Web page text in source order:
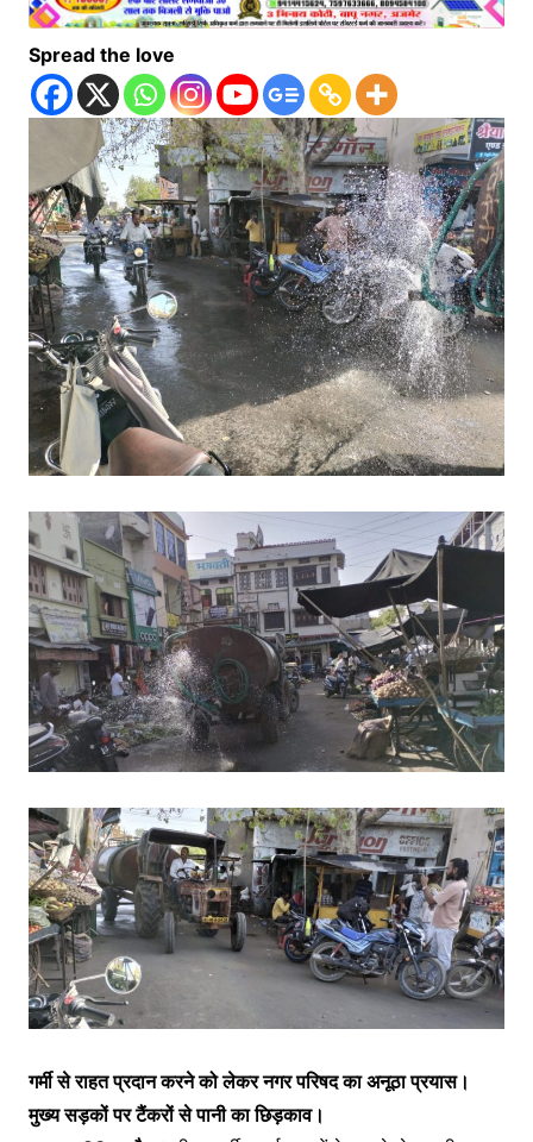
Spread the love
गर्मी से राहत प्रदान करने को लेकर नगर परिषद का अनूठा प्रयास।
मुख्य सड़कों पर टैंकरों से पानी का छिड़काव।